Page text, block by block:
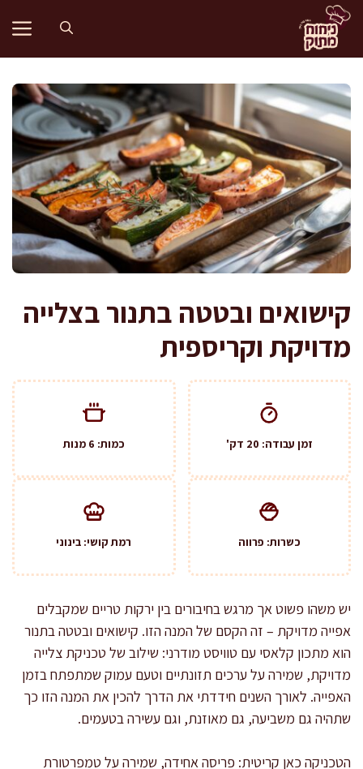
לדלג
לתוכן
קישואים ובטטה בתנור בצלייה
מדויקת וקריספית
זמן עבודה: 20 דק' כמות: 6 מנות
כשרות: פרווה רמת קושי: בינוני
יש משהו פשוט אך מרגש בחיבורים בין ירקות טריים שמקבלים
אפייה מדויקת – זה הקסם של המנה הזו. קישואים ובטטה בתנור
הוא מתכון קלאסי עם טוויסט מודרני: שילוב של טכניקת צלייה
מדויקת, שמירה על ערכים תזונתיים וטעם עמוק שמתפתח בזמן
האפייה. לאורך השנים חידדתי את הדרך להכין את המנה הזו כך
שתהיה גם משביעה, גם מאוזנת, וגם עשירה בטעמים.
הטכניקה כאן קריטית: פריסה אחידה, שמירה על טמפרטורת